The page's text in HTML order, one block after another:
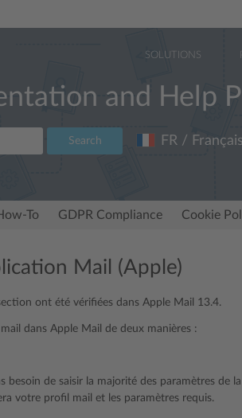
SOLUTIONS
and Help
Search FR /
To GDPR Compliance Cookie
Mail (Apple)
ont été vérifiées dans Apple Mail 13.4.
dans Apple Mail de deux manières :
besoin de saisir la majorité des paramètres de
votre profil mail et les paramètres requis.